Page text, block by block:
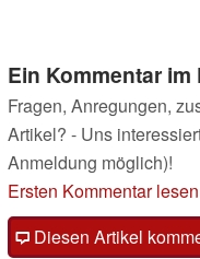
Ein Kommentar im
Fragen, Anregungen,
Artikel? - Uns
Anmeldung möglich)!
Ersten Kommentar lesen
Diesen Artikel